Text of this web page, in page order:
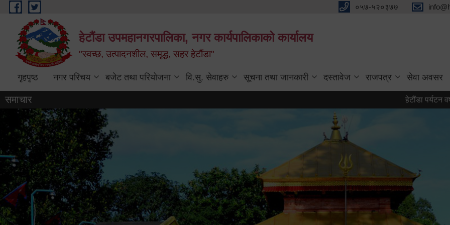
Skip to main content ०५७-५२०३७७
हेटौंडा उपमहानगरपालिका, नगर कार्यपालिकाको कार्यालय
"स्वच्छ, उत्पादनशील, समृद्ध, सहर हेटौंडा"
गृहपृष्ठ नगर परिचय बजेट तथा परियोजना वि.सु. सेवाहरु सूचना तथा जानकारी दस्तावेज राजपत्र सेवा अवसर
समाचार हेटौंडा पर्यटन वर्ष २०८३